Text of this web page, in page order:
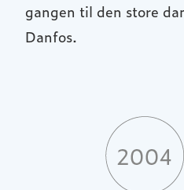
gangen til den store
Danfos.